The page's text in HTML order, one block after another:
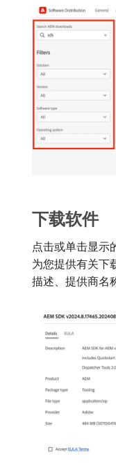
下载软件
点击或单击显示
为您提供有关下
描述、提供商名